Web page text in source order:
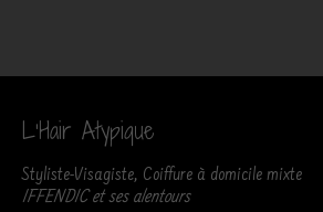
L’Hair Atypique
Styliste-Visagiste, Coiffure à domicile mixte
IFFENDIC et ses alentours